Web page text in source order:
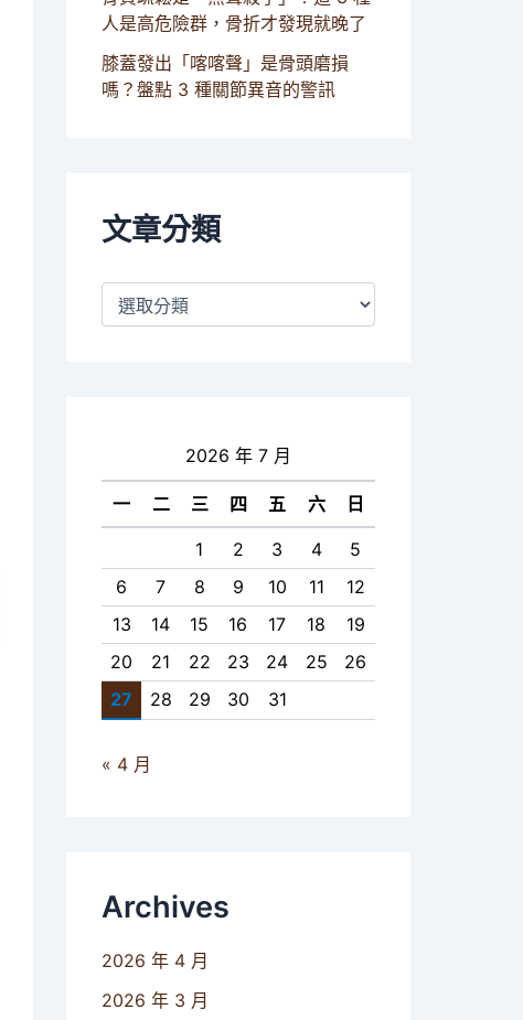
人是高危險群，骨折才發現就晚了
膝蓋發出「喀喀聲」是骨頭磨損
嗎？盤點 3 種關節異音的警訊
文章分類
2026 年 7 月
一 二 三 四 五 六 日
1 2 3 4
5
6
7 8 9 10 11
12
13
14 15 16 17 18
19
20
21 22 23 24 25
26
27
28 29 30 31
« 4 月
Archives
2026 年 4 月
2026 年 3 月